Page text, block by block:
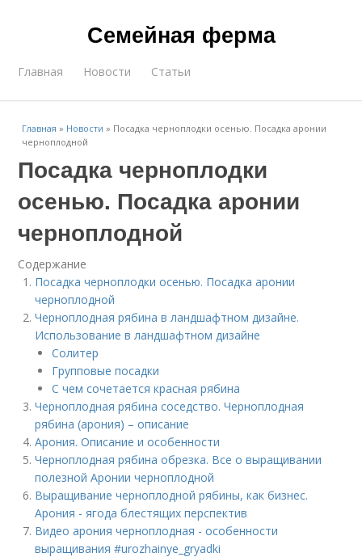
Семейная ферма
Главная Новости Статьи
Главная » Новости » Посадка черноплодки осенью. Посадка аронии
черноплодной
Посадка черноплодки
осенью. Посадка аронии
черноплодной
Содержание
Посадка черноплодки осенью. Посадка аронии
черноплодной
Черноплодная рябина в ландшафтном дизайне.
Использование в ландшафтном дизайне
Солитер
Групповые посадки
С чем сочетается красная рябина
Черноплодная рябина соседство. Черноплодная
рябина (арония) – описание
Арония. Описание и особенности
Черноплодная рябина обрезка. Все о выращивании
полезной Аронии черноплодной
Выращивание черноплодной рябины, как бизнес.
Арония - ягода блестящих перспектив
Видео арония черноплодная - особенности
выращивания #urozhainye_gryadki